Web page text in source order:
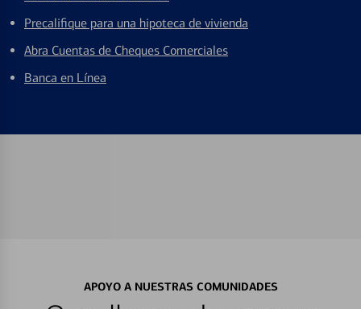
Precalifique para una hipoteca de vivienda
Abra Cuentas de Cheques Comerciales
Banca en Línea
APOYO A NUESTRAS COMUNIDADES